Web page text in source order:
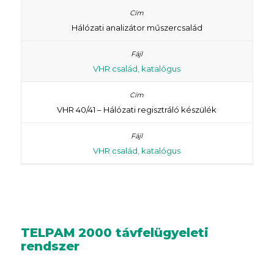
Hálózati analizátor műszercsalád
VHR család, katalógus
VHR 40/41 – Hálózati regisztráló készülék
VHR család, katalógus
TELPAM 2000 távfelügyeleti
rendszer